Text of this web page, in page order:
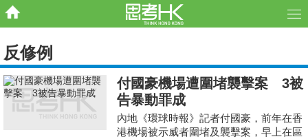
反修例
付國豪機場遭圍堵襲擊案 3被
告暴動罪成
內地《環球時報》記者付國豪，前年在香
港機場被示威者圍堵及襲擊案，早上在區